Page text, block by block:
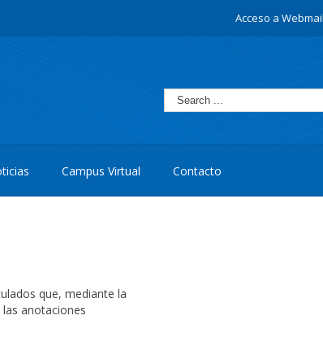
Acceso a Webmail
Campus Virtual Contacto
que, mediante la
anotaciones